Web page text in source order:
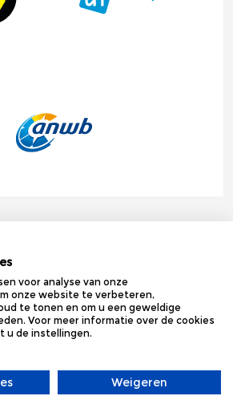
voor analyse van onze
onze website te verbeteren,
te tonen en om u een geweldige
Voor meer informatie over de cookies
u de instellingen.
Weigeren
de Benelux. Hoe kunnen we u van dienst